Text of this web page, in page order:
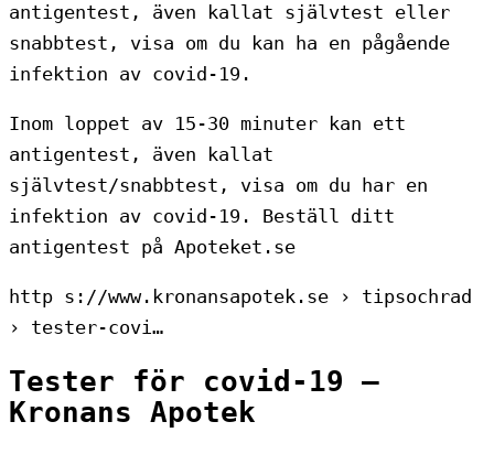
antigentest, även kallat självtest eller
snabbtest, visa om du kan ha en pågående
infektion av covid-19.
Inom loppet av 15-30 minuter kan ett
antigentest, även kallat
självtest/snabbtest, visa om du har en
infektion av covid-19. Beställ ditt
antigentest på Apoteket.se
http s://www.kronansapotek.se › tipsochrad
› tester-covi…
Tester för covid-19 –
Kronans Apotek